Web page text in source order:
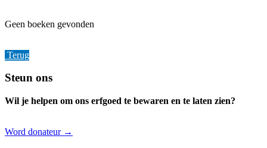
Geen boeken gevonden
Terug
Footer
Steun ons
Wil je helpen om ons erfgoed te bewaren en te laten zien?
Word donateur →